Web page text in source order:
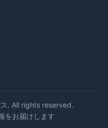
. All rights reserved.
をお届けします